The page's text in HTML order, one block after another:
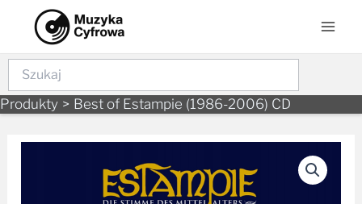
content
Szukaj
Produkty Best of Estampie (1986-2006) CD